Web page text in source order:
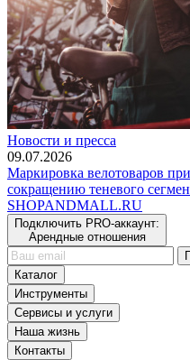
Новости и пресса
09.07.2026
Маркировка велотоваров
сокращению теневого
SHOPANDMALL.RU
Подключить PRO-аккаунт:
Арендные отношения
Каталог
Инструменты
Сервисы и услуги
Наша жизнь
Контакты